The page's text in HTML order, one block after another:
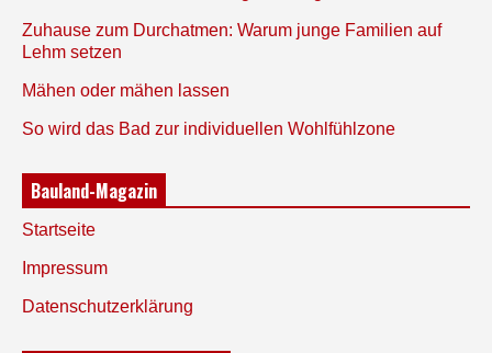
Zuhause zum Durchatmen: Warum junge Familien auf
Lehm setzen
Mähen oder mähen lassen
So wird das Bad zur individuellen Wohlfühlzone
Bauland-Magazin
Startseite
Impressum
Datenschutzerklärung